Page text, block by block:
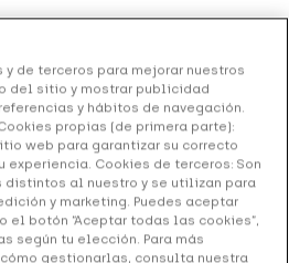
compacto coloreado, con
el maquillaje de las pieles
de terceros para mejorar nuestros
del sitio y mostrar publicidad
y hábitos de navegación.
propias (de primera parte):
web para garantizar su correcto
experiencia. Cookies de terceros: Son
al nuestro y se utilizan para
y marketing. Puedes aceptar
botón “Aceptar todas las cookies”,
según tu elección. Para más
gestionarlas, consulta nuestra